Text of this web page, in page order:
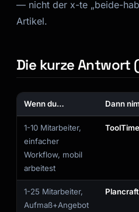
— nicht der x-te „beide-
Artikel.
Die kurze Antwort
Wenn du… Dann
1-10 Mitarbeiter,
einfacher
Workflow, mobil
arbeitest
ToolTime
1-25 Mitarbeiter,
Aufmaß+Angebot
Plancraft
Kai
Kursfinder · für dich da